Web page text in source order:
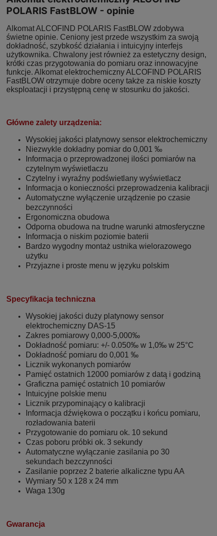
POLARIS FastBLOW - opinie
Alkomat ALCOFIND POLARIS FastBLOW zdobywa
świetne opinie. Ceniony jest przede wszystkim za swoją
dokładność, szybkość działania i intuicyjny interfejs
użytkownika. Chwalony jest również za estetyczny design,
krótki czas przygotowania do pomiaru oraz innowacyjne
funkcje. Alkomat elektrochemiczny ALCOFIND POLARIS
FastBLOW otrzymuje dobre oceny także za niskie koszty
eksploatacji i przystępną cenę w stosunku do jakości.
Główne zalety urządzenia:
Wysokiej jakości platynowy sensor elektrochemiczny
Niezwykle dokładny pomiar do 0,001 ‰
Informacja o przeprowadzonej ilości pomiarów na
czytelnym wyświetlaczu
Czytelny i wyraźny podświetlany wyświetlacz
Informacja o konieczności przeprowadzenia kalibracji
Automatyczne wyłączenie urządzenie po czasie
bezczynności
Ergonomiczna obudowa
Odporna obudowa na trudne warunki atmosferyczne
Informacja o niskim poziomie baterii
Bardzo wygodny montaż ustnika wielorazowego
użytku
Przyjazne i proste menu w języku polskim
Specyfikacja techniczna
Wysokiej jakości duży platynowy sensor
elektrochemiczny DAS-15
Zakres pomiarowy 0,000-5,000‰
Dokładność pomiaru: +/- 0.050‰ w 1,0‰ w 25°C
Dokładność pomiaru do 0,001 ‰
Licznik wykonanych pomiarów
Pamięć ostatnich 12000 pomiarów z datą i godziną
Graficzna pamięć ostatnich 10 pomiarów
Intuicyjne polskie menu
Licznik przypominający o kalibracji
Informacja dźwiękowa o początku i końcu pomiaru,
rozładowania baterii
Przygotowanie do pomiaru ok. 10 sekund
Czas poboru próbki ok. 3 sekundy
Automatyczne wyłączanie zasilania po 30
sekundach bezczynności
Zasilanie poprzez 2 baterie alkaliczne typu AA
Wymiary 50 x 128 x 24 mm
Waga 130g
Gwarancja